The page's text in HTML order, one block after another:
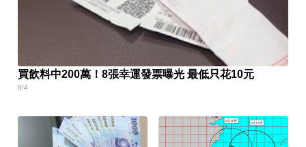
買飲料中200萬！8張幸運發票曝光 最低只花10元
8/4